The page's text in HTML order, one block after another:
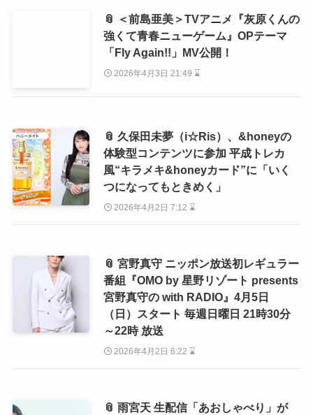
📎 ＜前島亜美＞TVアニメ『灰原くんの
強くて青春ニューゲーム』OPテーマ
「Fly Again!!」MV公開！
2026年4月3日 21:49 ⌛
📎 久保田未夢（i☆Ris）、&honeyの
体験型コンテンツに参加 平成トレカ
風“キラメキ&honeyカード”に「いく
つになってもときめく」
2026年4月2日 7:12 ⌛
📎 宮野真守 ニッポン放送初レギュラー
番組『OMO by 星野リゾート presents
宮野真守の with RADIO』4月5日
（日）スタート 毎週日曜日 21時30分
～22時 放送
2026年4月2日 6:22 ⌛
📎 雨宮天 生配信「あおしゃべり」が